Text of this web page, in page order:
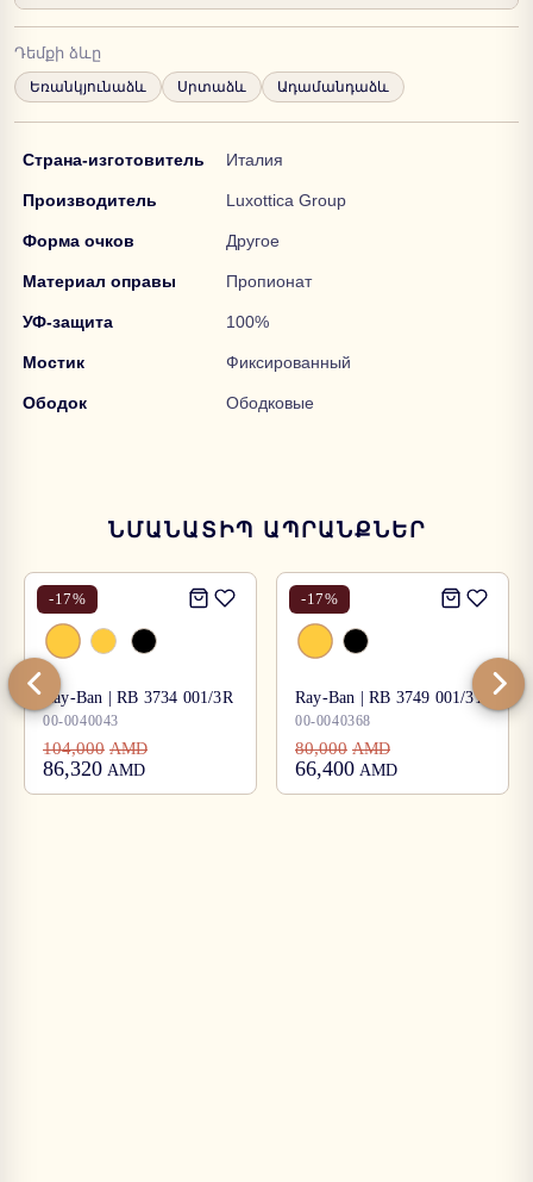
Դեմքի ձևը
Եռանկյունաձև Սրտաձև Ադամանդաձև
Страна-изготовитель Италия
Производитель Luxottica Group
Форма очков Другое
Материал оправы Пропионат
УФ-защита 100%
Мостик Фиксированный
Ободок Ободковые
ՆՄԱՆԱՏԻՊ ԱՊՐԱՆՔՆԵՐ
-17%
Ray-Ban | RB 3734 001/3R
00-0040043
104,000 AMD
86,320 AMD
-17%
Ray-Ban | RB 3749 001/31
00-0040368
80,000 AMD
66,400 AMD